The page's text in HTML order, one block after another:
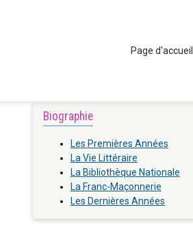
Page d'accueil
Biographie
Les Premières Années
La Vie Littéraire
La Bibliothèque Nationale
La Franc-Maçonnerie
Les Dernières Années